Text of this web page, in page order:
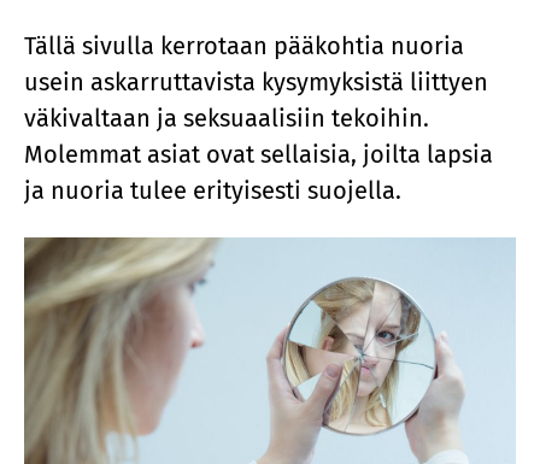
Tällä sivulla kerrotaan pääkohtia nuoria
usein askarruttavista kysymyksistä liittyen
väkivaltaan ja seksuaalisiin tekoihin.
Molemmat asiat ovat sellaisia, joilta lapsia
ja nuoria tulee erityisesti suojella.